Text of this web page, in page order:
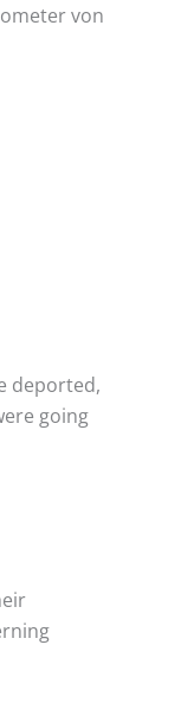
von
deported,
going